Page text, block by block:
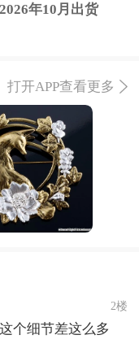
年10月出货
打开APP查看更多
2楼
个细节差这么多